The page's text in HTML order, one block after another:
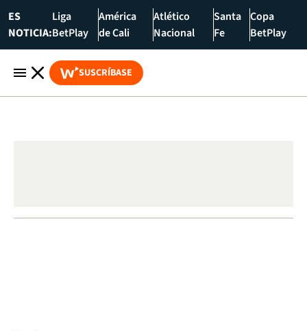
ES
NOTICIA:
Liga
BetPlay
América
de Cali
Atlético
Nacional
Santa
Fe
Copa
BetPlay
SUSCRÍBASE